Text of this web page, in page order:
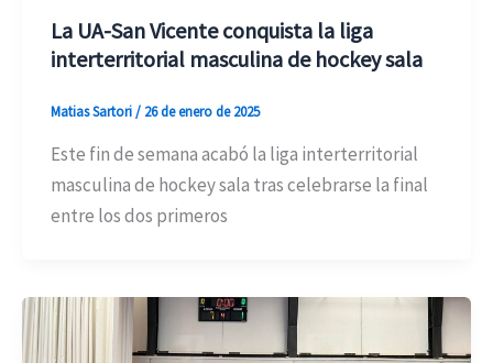
La UA-San Vicente conquista la liga
interterritorial masculina de hockey sala
Matias Sartori/ 26 de enero de 2025
Este fin de semana acabó la liga interterritorial
masculina de hockey sala tras celebrarse la final
entre los dos primeros